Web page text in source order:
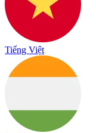
Tiếng Việt